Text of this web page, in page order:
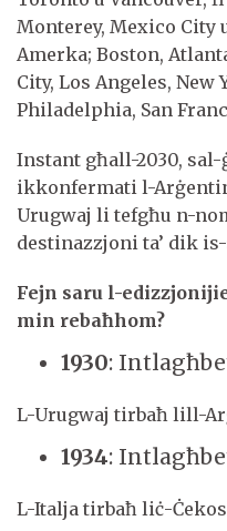
Monterey, Mexico City
Amerka; Boston,
City, Los Angeles, New
Philadelphia, San
Instant għall-2030,
ikkonfermati l-
Urugwaj li tefgħu n-
destinazzjoni ta’ dik
Fejn saru l-
min rebaħhom?
1930:
L-Urugwaj tirbaħ lill-
1934:
L-Italja tirbaħ liċ-